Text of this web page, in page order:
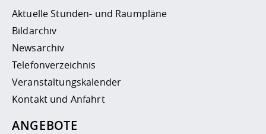
Aktuelle Stunden- und Raumpläne
Bildarchiv
Newsarchiv
Telefonverzeichnis
Veranstaltungskalender
Kontakt und Anfahrt
ANGEBOTE